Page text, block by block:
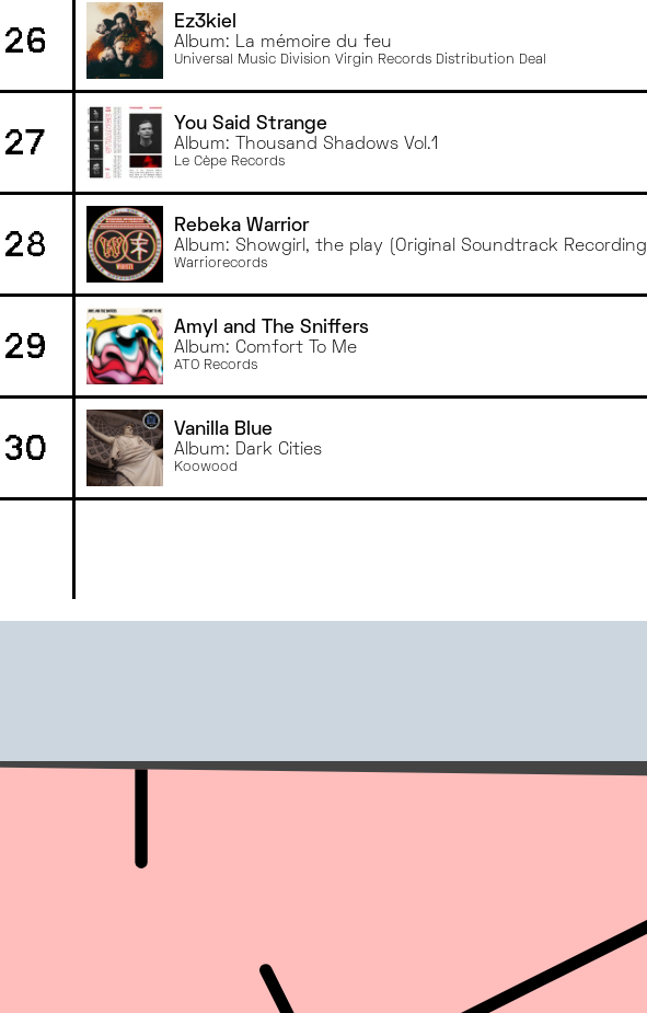
26 Ez3kiel
Album: La mémoire du feu
Universal Music Division Virgin Records Distribution Deal
27 You Said Strange
Album: Thousand Shadows Vol.1
Le Cèpe Records
28 Rebeka Warrior
Album: Showgirl, the play (Original Soundtrack Recording)
Warriorecords
29 Amyl and The Sniffers
Album: Comfort To Me
ATO Records
30 Vanilla Blue
Album: Dark Cities
Koowood